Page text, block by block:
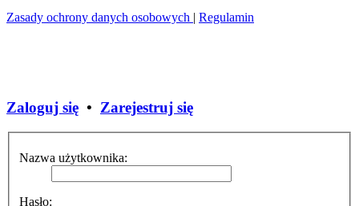
Zasady ochrony danych osobowych | Regulamin
Zaloguj się • Zarejestruj się
Nazwa użytkownika:
Hasło: